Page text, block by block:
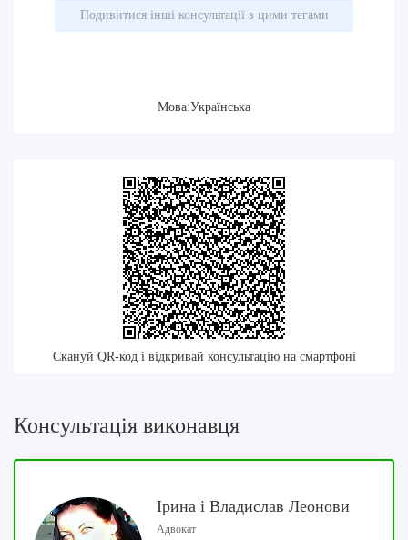
Подивитися інші консультації з цими тегами
Мова:Українська
Скануй QR-код і відкривай консультацію на смартфоні
Консультація виконавця
Ірина і Владислав Леонови
Адвокат